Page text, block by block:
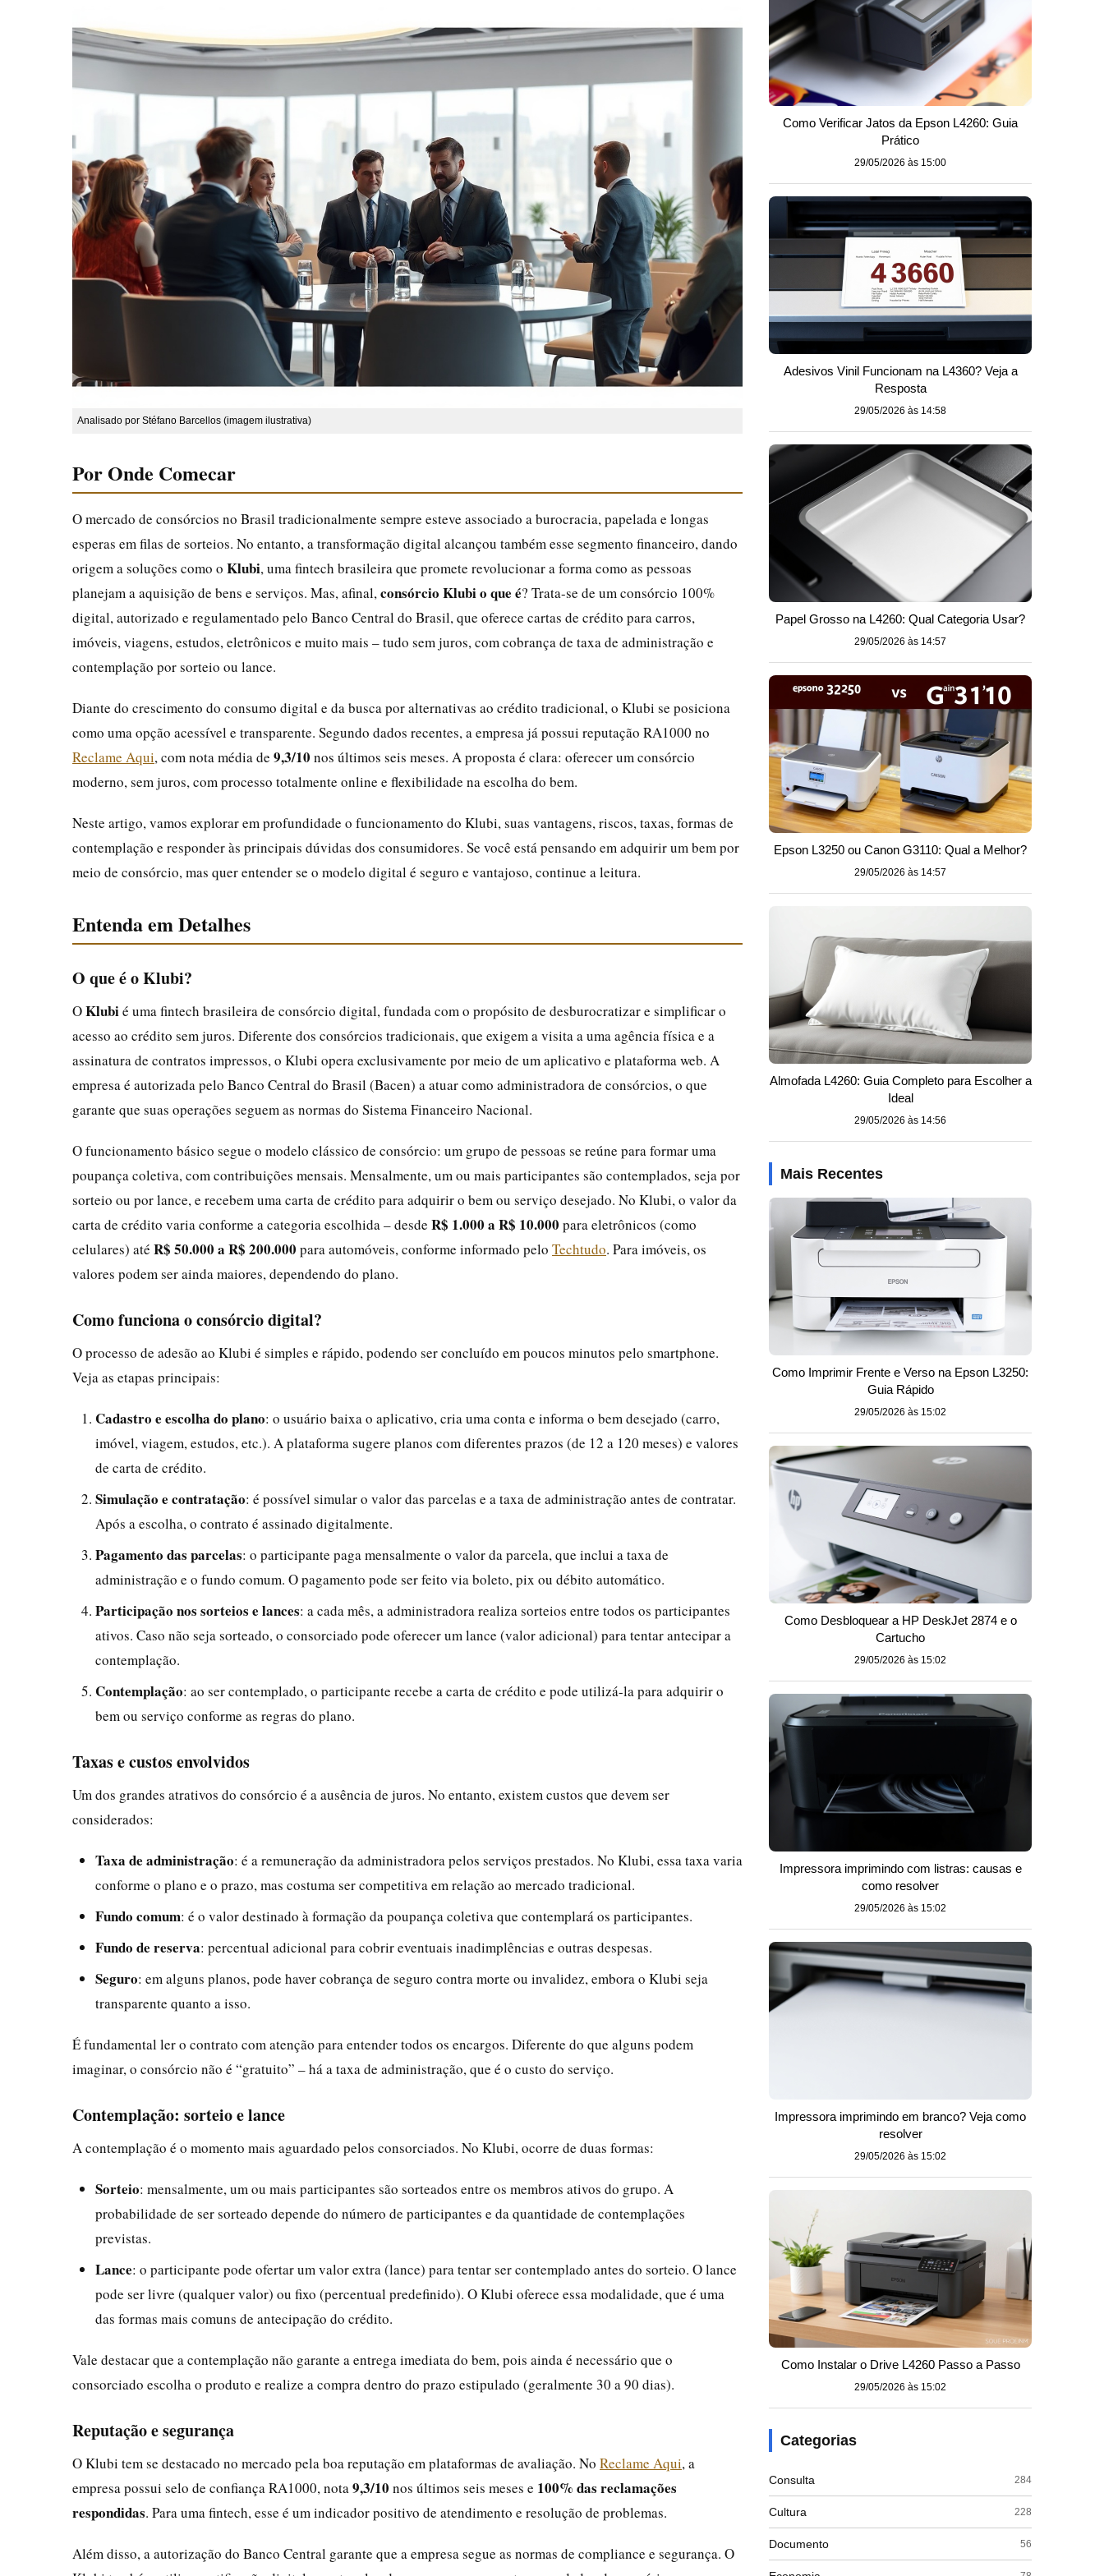
Analisado por Stéfano Barcellos (imagem ilustrativa)
Por Onde Comecar
O mercado de consórcios no Brasil tradicionalmente sempre esteve associado a burocracia, papelada e longas
esperas em filas de sorteios. No entanto, a transformação digital alcançou também esse segmento financeiro, dando
origem a soluções como o Klubi, uma fintech brasileira que promete revolucionar a forma como as pessoas
planejam a aquisição de bens e serviços. Mas, afinal, consórcio Klubi o que é? Trata-se de um consórcio 100%
digital, autorizado e regulamentado pelo Banco Central do Brasil, que oferece cartas de crédito para carros,
imóveis, viagens, estudos, eletrônicos e muito mais – tudo sem juros, com cobrança de taxa de administração e
contemplação por sorteio ou lance.
Diante do crescimento do consumo digital e da busca por alternativas ao crédito tradicional, o Klubi se posiciona
como uma opção acessível e transparente. Segundo dados recentes, a empresa já possui reputação RA1000 no
Reclame Aqui, com nota média de 9,3/10 nos últimos seis meses. A proposta é clara: oferecer um consórcio
moderno, sem juros, com processo totalmente online e flexibilidade na escolha do bem.
Neste artigo, vamos explorar em profundidade o funcionamento do Klubi, suas vantagens, riscos, taxas, formas de
contemplação e responder às principais dúvidas dos consumidores. Se você está pensando em adquirir um bem por
meio de consórcio, mas quer entender se o modelo digital é seguro e vantajoso, continue a leitura.
Entenda em Detalhes
O que é o Klubi?
OKlubié uma fintech brasileira de consórcio digital, fundada com o propósito de desburocratizar e simplificar o
acesso ao crédito sem juros. Diferente dos consórcios tradicionais, que exigem a visita a uma agência física e a
assinatura de contratos impressos, o Klubi opera exclusivamente por meio de um aplicativo e plataforma web. A
empresa é autorizada pelo Banco Central do Brasil (Bacen) a atuar como administradora de consórcios, o que
garante que suas operações seguem as normas do Sistema Financeiro Nacional.
O funcionamento básico segue o modelo clássico de consórcio: um grupo de pessoas se reúne para formar uma
poupança coletiva, com contribuições mensais. Mensalmente, um ou mais participantes são contemplados, seja por
sorteio ou por lance, e recebem uma carta de crédito para adquirir o bem ou serviço desejado. No Klubi, o valor da
carta de crédito varia conforme a categoria escolhida – desde R$ 1.000 a R$ 10.000 para eletrônicos (como
celulares) até R$ 50.000 a R$ 200.000 para automóveis, conforme informado pelo Techtudo. Para imóveis, os
valores podem ser ainda maiores, dependendo do plano.
Como funciona o consórcio digital?
O processo de adesão ao Klubi é simples e rápido, podendo ser concluído em poucos minutos pelo smartphone.
Veja as etapas principais:
Cadastro e escolha do plano: o usuário baixa o aplicativo, cria uma conta e informa o bem desejado (carro,
imóvel, viagem, estudos, etc.). A plataforma sugere planos com diferentes prazos (de 12 a 120 meses) e valores
de carta de crédito.
Simulação e contratação: é possível simular o valor das parcelas e a taxa de administração antes de contratar.
Após a escolha, o contrato é assinado digitalmente.
Pagamento das parcelas: o participante paga mensalmente o valor da parcela, que inclui a taxa de
administração e o fundo comum. O pagamento pode ser feito via boleto, pix ou débito automático.
Participação nos sorteios e lances: a cada mês, a administradora realiza sorteios entre todos os participantes
ativos. Caso não seja sorteado, o consorciado pode oferecer um lance (valor adicional) para tentar antecipar a
contemplação.
Contemplação: ao ser contemplado, o participante recebe a carta de crédito e pode utilizá-la para adquirir o
bem ou serviço conforme as regras do plano.
Taxas e custos envolvidos
Um dos grandes atrativos do consórcio é a ausência de juros. No entanto, existem custos que devem ser
considerados:
Taxa de administração: é a remuneração da administradora pelos serviços prestados. No Klubi, essa taxa varia
conforme o plano e o prazo, mas costuma ser competitiva em relação ao mercado tradicional.
Fundo comum: é o valor destinado à formação da poupança coletiva que contemplará os participantes.
Fundo de reserva: percentual adicional para cobrir eventuais inadimplências e outras despesas.
Seguro: em alguns planos, pode haver cobrança de seguro contra morte ou invalidez, embora o Klubi seja
transparente quanto a isso.
É fundamental ler o contrato com atenção para entender todos os encargos. Diferente do que alguns podem
imaginar, o consórcio não é “gratuito” – há a taxa de administração, que é o custo do serviço.
Contemplação: sorteio e lance
A contemplação é o momento mais aguardado pelos consorciados. No Klubi, ocorre de duas formas:
Sorteio: mensalmente, um ou mais participantes são sorteados entre os membros ativos do grupo. A
probabilidade de ser sorteado depende do número de participantes e da quantidade de contemplações
previstas.
Lance: o participante pode ofertar um valor extra (lance) para tentar ser contemplado antes do sorteio. O lance
pode ser livre (qualquer valor) ou fixo (percentual predefinido). O Klubi oferece essa modalidade, que é uma
das formas mais comuns de antecipação do crédito.
Vale destacar que a contemplação não garante a entrega imediata do bem, pois ainda é necessário que o
consorciado escolha o produto e realize a compra dentro do prazo estipulado (geralmente 30 a 90 dias).
Reputação e segurança
O Klubi tem se destacado no mercado pela boa reputação em plataformas de avaliação. No Reclame Aqui, a
empresa possui selo de confiança RA1000, nota 9,3/10 nos últimos seis meses e 100% das reclamações
respondidas. Para uma fintech, esse é um indicador positivo de atendimento e resolução de problemas.
Além disso, a autorização do Banco Central garante que a empresa segue as normas de compliance e segurança. O
Como Verificar Jatos da Epson L4260: Guia
Prático
29/05/2026 às 15:00
Adesivos Vinil Funcionam na L4360? Veja a
Resposta
29/05/2026 às 14:58
Papel Grosso na L4260: Qual Categoria Usar?
29/05/2026 às 14:57
Epson L3250 ou Canon G3110: Qual a Melhor?
29/05/2026 às 14:57
Almofada L4260: Guia Completo para Escolher a
Ideal
29/05/2026 às 14:56
Mais Recentes
Como Imprimir Frente e Verso na Epson L3250:
Guia Rápido
29/05/2026 às 15:02
Como Desbloquear a HP DeskJet 2874 e o
Cartucho
29/05/2026 às 15:02
Impressora imprimindo com listras: causas e
como resolver
29/05/2026 às 15:02
Impressora imprimindo em branco? Veja como
resolver
29/05/2026 às 15:02
Como Instalar o Drive L4260 Passo a Passo
29/05/2026 às 15:02
Categorias
Consulta 284
Cultura 228
Documento 56